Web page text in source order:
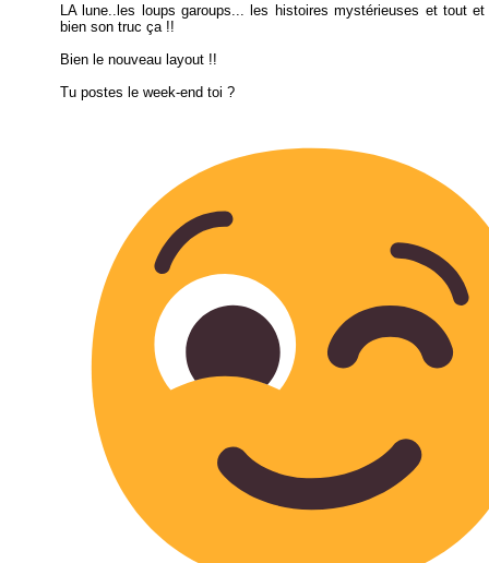
LA lune..les loups garoups... les histoires mystérieuses et tout
bien son truc ça !!
Bien le nouveau layout !!
Tu postes le week-end toi ?